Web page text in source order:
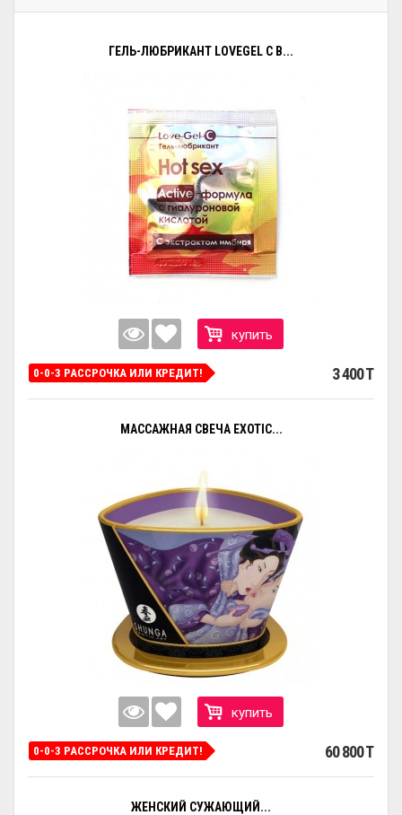
ГЕЛЬ-ЛЮБРИКАНТ LOVEGEL C В...
купить
0-0-3 РАССРОЧКА ИЛИ КРЕДИТ! 3 400 T
МАССАЖНАЯ СВЕЧА EXOTIC...
купить
0-0-3 РАССРОЧКА ИЛИ КРЕДИТ! 60 800 T
ЖЕНСКИЙ СУЖАЮЩИЙ...